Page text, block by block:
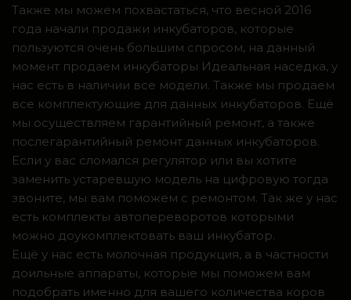
Также мы можем похвастаться, что весной 2016
года начали продажи инкубаторов, которые
пользуются очень большим спросом, на данный
момент продаем инкубаторы Идеальная наседка, у
нас есть в наличии все модели. Также мы продаем
все комплектующие для данных инкубаторов. Ещё
мы осуществляем гарантийный ремонт, а также
послегарантийный ремонт данных инкубаторов.
Если у вас сломался регулятор или вы хотите
заменить устаревшую модель на цифровую тогда
звоните, мы вам поможем с ремонтом. Так же у нас
есть комплекты автопереворотов которыми
можно доукомплектовать ваш инкубатор.
Ещё у нас есть молочная продукция, а в частности
доильные аппараты, которые мы поможем вам
подобрать именно для вашего количества коров